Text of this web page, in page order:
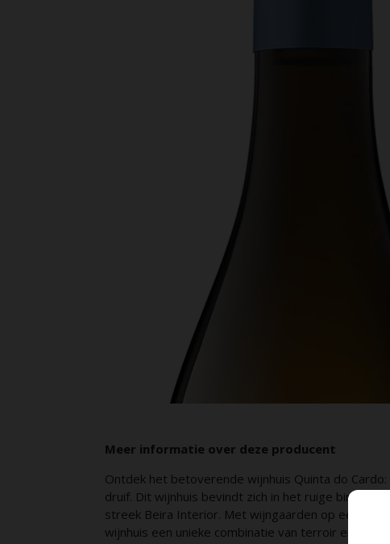
Meer informatie over deze producent
Ontdek het betoverende wijnhuis Quinta do
druif. Dit wijnhuis bevindt zich in het ruige
streek Beira Interior. Met wijngaarden op een
wijnhuis een unieke combinatie van terroir en een